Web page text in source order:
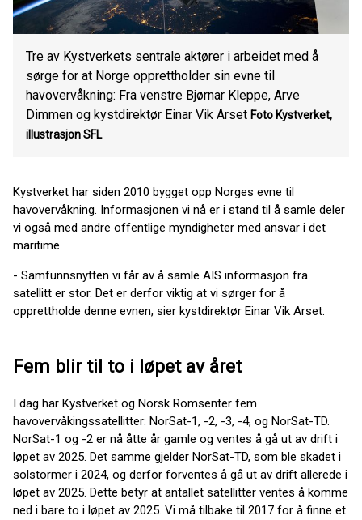
Tre av Kystverkets sentrale aktører i arbeidet med å
sørge for at Norge opprettholder sin evne til
havovervåkning: Fra venstre Bjørnar Kleppe, Arve
Dimmen og kystdirektør Einar Vik Arset Foto Kystverket,
illustrasjon SFL
Kystverket har siden 2010 bygget opp Norges evne til
havovervåkning. Informasjonen vi nå er i stand til å samle deler
vi også med andre offentlige myndigheter med ansvar i det
maritime.
- Samfunnsnytten vi får av å samle AIS informasjon fra
satellitt er stor. Det er derfor viktig at vi sørger for å
opprettholde denne evnen, sier kystdirektør Einar Vik Arset.
Fem blir til to i løpet av året
I dag har Kystverket og Norsk Romsenter fem
havovervåkingssatellitter: NorSat-1, -2, -3, -4, og NorSat-TD.
NorSat-1 og -2 er nå åtte år gamle og ventes å gå ut av drift i
løpet av 2025. Det samme gjelder NorSat-TD, som ble skadet i
solstormer i 2024, og derfor forventes å gå ut av drift allerede i
løpet av 2025. Dette betyr at antallet satellitter ventes å komme
ned i bare to i løpet av 2025. Vi må tilbake til 2017 for å finne et